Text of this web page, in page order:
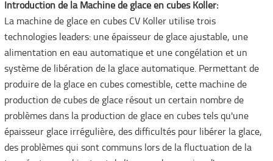
Introduction de la Machine de glace en cubes Koller:
La machine de glace en cubes CV Koller utilise trois
technologies leaders: une épaisseur de glace ajustable, une
alimentation en eau automatique et une congélation et un
système de libération de la glace automatique. Permettant de
produire de la glace en cubes comestible, cette machine de
production de cubes de glace résout un certain nombre de
problèmes dans la production de glace en cubes tels qu'une
épaisseur glace irrégulière, des difficultés pour libérer la glace,
des problèmes qui sont communs lors de la fluctuation de la